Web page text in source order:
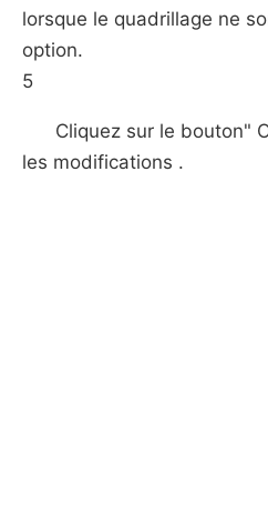
lorsque le quadrillage ne
option.
5
Cliquez sur le bouton"
les modifications .